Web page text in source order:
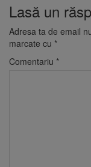
Lasă un
Adresa ta de email
marcate cu *
Comentariu *